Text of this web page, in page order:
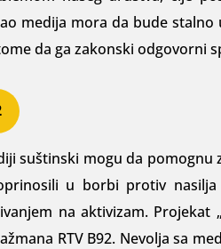
medija mora da bude
da ga zakonski odgovorni
suštinski mogu da pomognu
u borbi protiv nasilja
na aktivizam. Pro­jekat
RTV B92. Nevolja sa